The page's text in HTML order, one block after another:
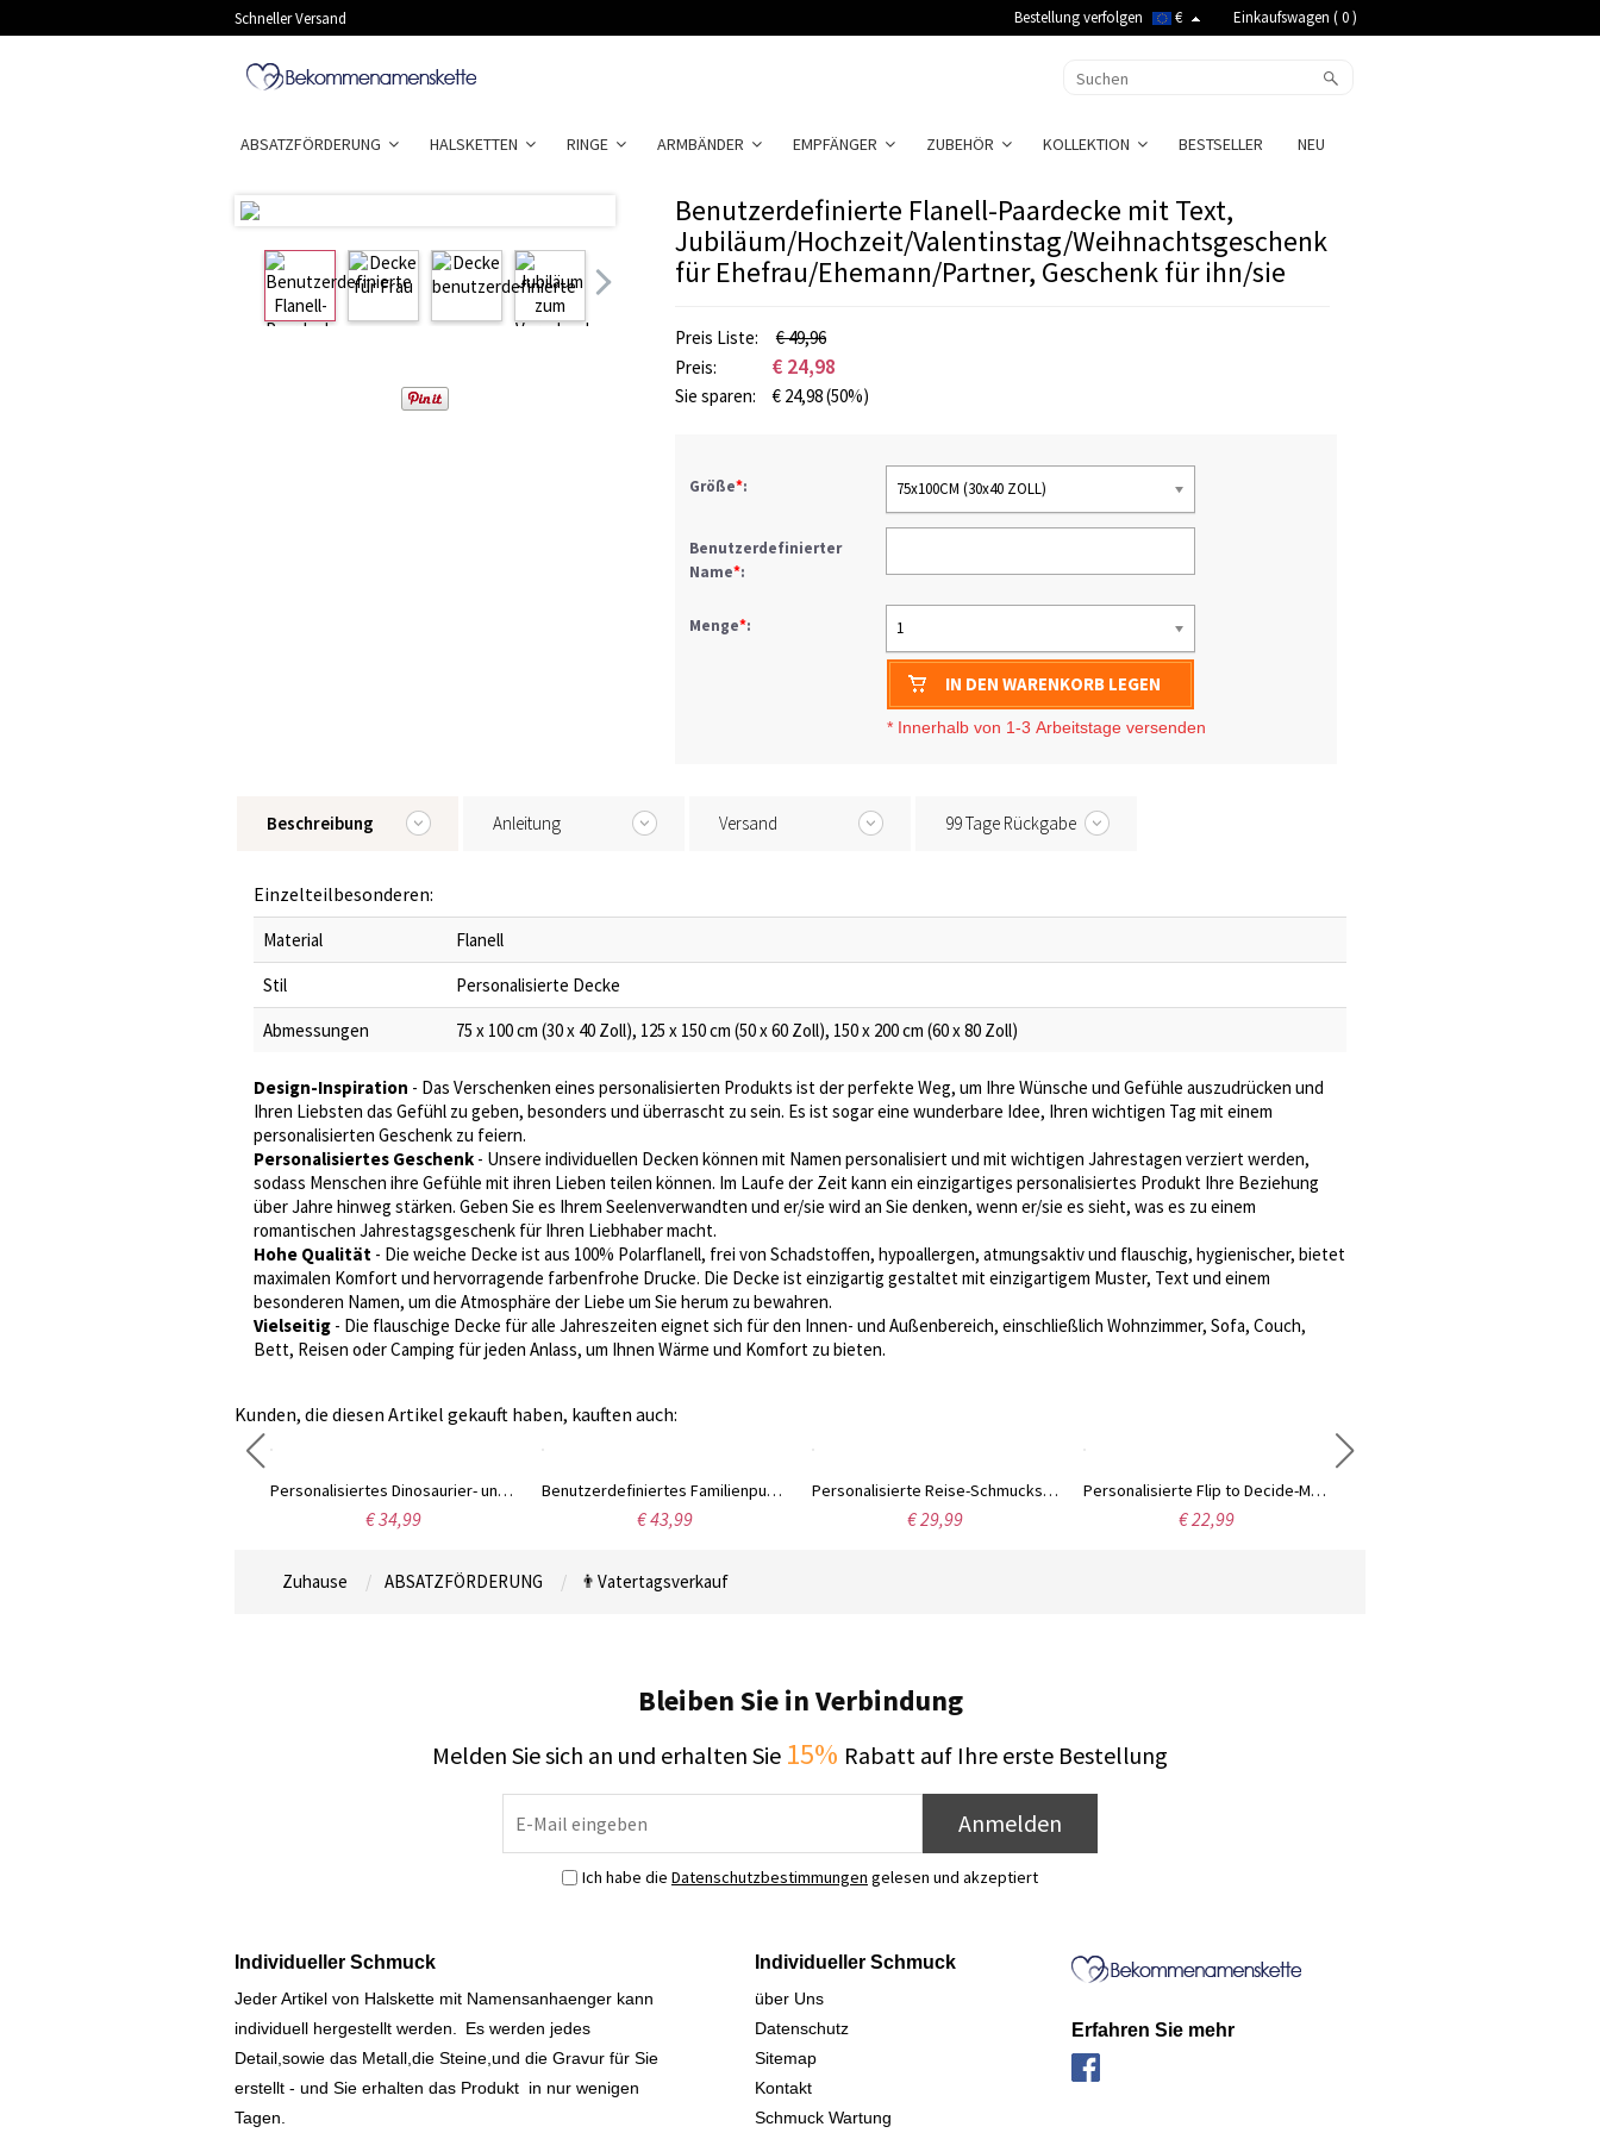
Schneller Versand Bestellung verfolgen € Einkaufswagen (0)
ABSATZFÖRDERUNG HALSKETTEN RINGE ARMBÄNDER EMPFÄNGER ZUBEHÖR KOLLEKTION BESTSELLER NEU
Benutzerdefinierte Flanell-Paardecke mit Text,
Jubiläum/Hochzeit/Valentinstag/Weihnachtsgeschenk
für Ehefrau/Ehemann/Partner, Geschenk für ihn/sie
Preis Liste:
€ 49,96
Preis:
€ 24,98
Sie sparen: € 24,98(50%)
Größe*: 75x100CM (30x40 ZOLL)
Benutzerdefinierter
Name*:
Menge*: 1
IN DEN WARENKORB LEGEN
* Innerhalb von 1-3 Arbeitstage versenden
Beschreibung Anleitung Versand 99 Tage Rückgabe
Einzelteilbesonderen:
Material
Flanell
Stil
Personalisierte Decke
Abmessungen
75 x 100 cm (30 x 40 Zoll), 125 x 150 cm (50 x 60 Zoll), 150 x 200 cm (60 x 80 Zoll)
Design-Inspiration - Das Verschenken eines personalisierten Produkts ist der perfekte Weg, um Ihre Wünsche und Gefühle auszudrücken und
Ihren Liebsten das Gefühl zu geben, besonders und überrascht zu sein. Es ist sogar eine wunderbare Idee, Ihren wichtigen Tag mit einem
personalisierten Geschenk zu feiern.
Personalisiertes Geschenk - Unsere individuellen Decken können mit Namen personalisiert und mit wichtigen Jahrestagen verziert werden,
sodass Menschen ihre Gefühle mit ihren Lieben teilen können. Im Laufe der Zeit kann ein einzigartiges personalisiertes Produkt Ihre Beziehung
über Jahre hinweg stärken. Geben Sie es Ihrem Seelenverwandten und er/sie wird an Sie denken, wenn er/sie es sieht, was es zu einem
romantischen Jahrestagsgeschenk für Ihren Liebhaber macht.
Hohe Qualität - Die weiche Decke ist aus 100% Polarflanell, frei von Schadstoffen, hypoallergen, atmungsaktiv und flauschig, hygienischer, bietet
maximalen Komfort und hervorragende farbenfrohe Drucke. Die Decke ist einzigartig gestaltet mit einzigartigem Muster, Text und einem
besonderen Namen, um die Atmosphäre der Liebe um Sie herum zu bewahren.
Vielseitig - Die flauschige Decke für alle Jahreszeiten eignet sich für den Innen- und Außenbereich, einschließlich Wohnzimmer, Sofa, Couch,
Bett, Reisen oder Camping für jeden Anlass, um Ihnen Wärme und Komfort zu bieten.
Kunden, die diesen Artikel gekauft haben, kauften auch:
Personalisiertes Dinosaurier- und Einhorn-Besteckset für Kinder, Besteckset aus lebensmittelechtem Edelstahl, Kindertags-/Geburtstagsgeschenk für Kinder/Familie
€ 34,99
Benutzerdefiniertes Familienpuzzle 1 bis 12 Teile mit Namen, um ein Herz zu sein
€ 43,99
Personalisierte Reise-Schmuckschatulle, kleiner Leder-Schmuck-Organizer, Ringetui für Hochzeitsgeschenke, Brautjungfern-Antragsgeschenke
€ 29,99
Personalisierte Flip to Decide-Münze, Entscheidungsmünze, individuell gravierte Messingmünze, Flip-Münze für Paare, Geschenke für Sie/Ihn/Paar
€ 22,99
Zuhause ABSATZFÖRDERUNG 👨Vatertagsverkauf
Bleiben Sie in Verbindung
Melden Sie sich an und erhalten Sie 15% Rabatt auf Ihre erste Bestellung
Anmelden
Ich habe die Datenschutzbestimmungen gelesen und akzeptiert
Individueller Schmuck
Jeder Artikel von Halskette mit Namensanhaenger kann
individuell hergestellt werden.
Es werden jedes
Detail,sowie das Metall,die Steine,und die Gravur für Sie
erstellt - und Sie erhalten das Produkt in nur wenigen
Tagen.
Individueller Schmuck
über Uns
Datenschutz
Sitemap
Kontakt
Schmuck Wartung
Erfahren Sie mehr